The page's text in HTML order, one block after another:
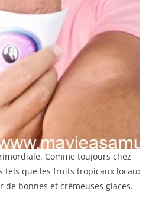
Comme toujours chez
tels que les fruits tropicaux locaux
bonnes et crémeuses glaces.